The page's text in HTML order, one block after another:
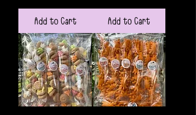
Add to Cart
Add to Cart